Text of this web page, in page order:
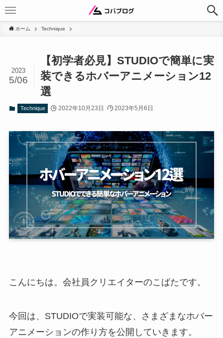
ホーム Technique
【初学者必見】STUDIOで簡単に実
装できるホバーアニメーション12
選
2023
5/06
Technique 2022年10月23日 2023年5月6日
こんにちは。会社員クリエイターのこばたです。
今回は、STUDIOで実装可能な、さまざまなホバー
アニメーションの作り方を公開していきます。